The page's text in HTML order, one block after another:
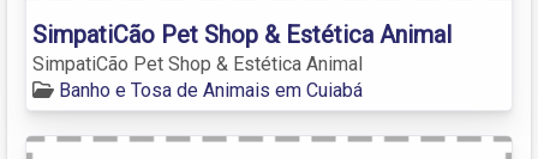
SimpatiCão Pet Shop & Estética Animal
SimpatiCão Pet Shop & Estética Animal
Banho e Tosa de Animais em Cuiabá